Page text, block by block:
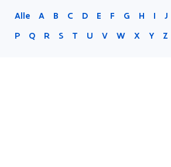
Alle A B C D E F G H I J
P
Q R S T U V W X Y Z